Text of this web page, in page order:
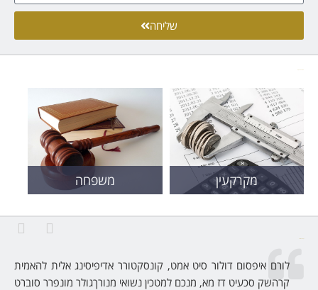
שליחה
מקרקעין משפחה
לורם איפסום דולור סיט אמט, קונסקטורר אדיפיסינג אלית להאמית
קרהשק סכעיט דז מא, מנכם למטכין נשואי מנורךגולר מונפרר סוברט